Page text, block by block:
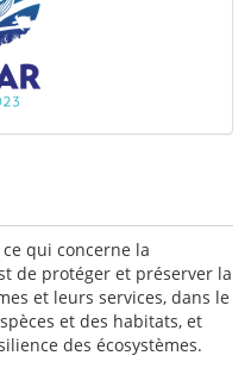
ce qui concerne la
de protéger et préserver la
et leurs services, dans le
et des habitats, et
des écosystèmes.